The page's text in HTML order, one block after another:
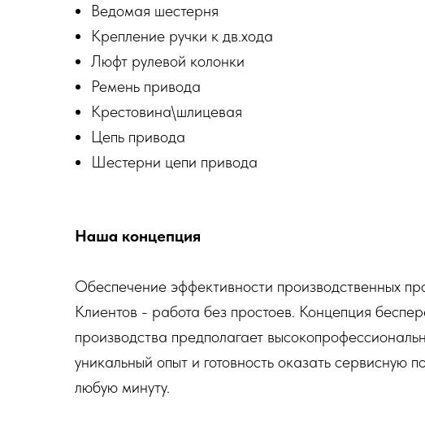
Ведомая шестерня
Крепление ручки к дв.хода
Люфт рулевой колонки
Ремень привода
Крестовина\шлицевая
Цепь привода
Шестерни цепи привода
Наша концепция
Обеспечение эффективности производственных
Клиентов - работа без простоев. Концепция
производства предполагает
уникальный опыт и готовность оказать сервисную
любую минуту.